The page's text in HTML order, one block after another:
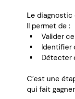
Le
Il permet de :
Valider
Identifier
Détecter
C’est une
qui fait